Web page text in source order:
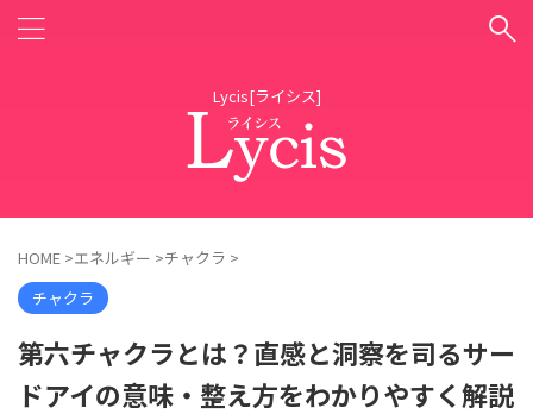
Lycis[ライシス]
HOME >エネルギー >チャクラ >
チャクラ
第六チャクラとは？直感と洞察を司るサー
ドアイの意味・整え方をわかりやすく解説